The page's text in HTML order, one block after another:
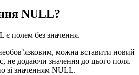
NULL?
є полем без значення.
можна вставити новий
не додаючи значення до цього поля.
зі значенням NULL.